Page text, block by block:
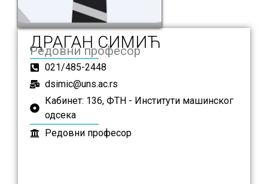
ДРАГАН СИМИЋ
Редовни професор
021/485-2448
dsimic@uns.ac.rs
Кабинет: 136, ФТН - Институти машинског
одсека
Редовни професор